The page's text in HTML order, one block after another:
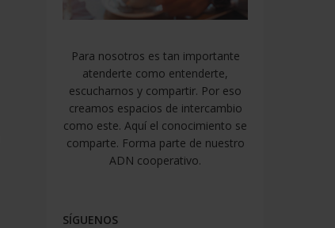
Para nosotros es tan importante
atenderte como entenderte,
escucharnos y compartir. Por eso
creamos espacios de intercambio
como este. Aquí el conocimiento se
comparte. Forma parte de nuestro
ADN cooperativo.
SÍGUENOS